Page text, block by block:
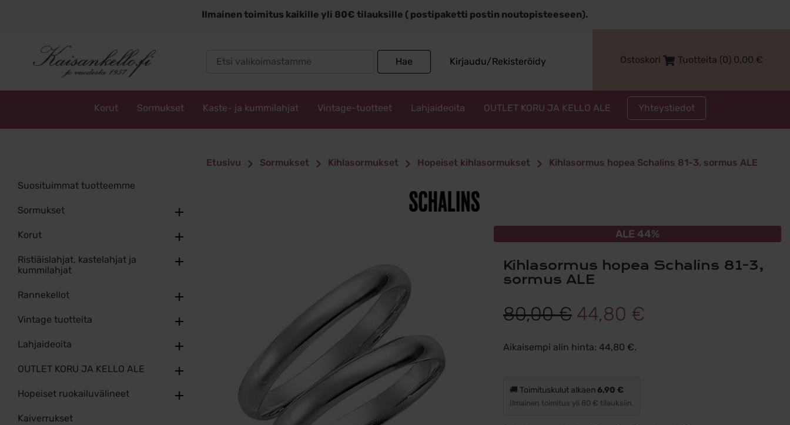
Ilmainen toimitus kaikille yli 80€ tilauksille ( postipaketti postin noutopisteeseen).
Hae Kirjaudu/Rekisteröidy Ostoskori Tuotteita (0) 0,00 €
Korut Sormukset Kaste- ja kummilahjat Vintage-tuotteet Lahjaideoita OUTLET KORU JA KELLO ALE Yhteystiedot
Suosituimmat tuotteemme
Sormukset
Korut
Ristiäislahjat, kastelahjat ja
kummilahjat
Rannekellot
Vintage tuotteita
Lahjaideoita
OUTLET KORU JA KELLO ALE
Hopeiset ruokailuvälineet
Kaiverrukset
Etusivu Sormukset Kihlasormukset Hopeiset kihlasormukset Kihlasormus hopea Schalins 81-3, sormus ALE
ALE 44%
Kihlasormus hopea Schalins 81-3,
sormus ALE
80,00€ Alkuperäinen
hinta
80,00 €.
44,80 €
Aikaisempi alin hinta: 44,80 €.
🚚 Toimituskulut alkaen6,90 €
Ilmainen toimitus yli 80 € tilauksiin.